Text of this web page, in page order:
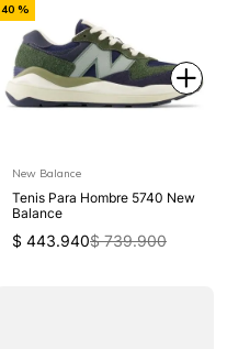
40 %
Off
New Balance
Tenis Para Hombre 5740 New
Balance
$ 443.940$ 739.900